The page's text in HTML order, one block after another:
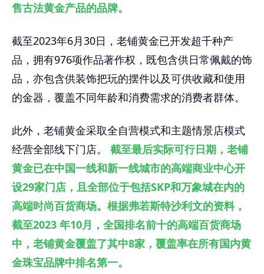
售古法黄金产品的品牌。
截至2023年6月30日，老铺黄金已开发超千种产
品，拥有976项作品著作权，既包含供日常佩戴的饰
品，亦包含供装饰把玩的摆件以及可供收藏和使用
的金器，覆盖不同年龄和消费需求的消费者群体。
此外，老铺黄金采取全自营模式和主题情景店模式
经营全部线下门店。 截至最后实际可行日期，老铺
黄金已在中国一线和新一线城市的高端商业中心开
设29家门店，且全部位于包括SKP和万象城在内的
高端时尚百货商场。根据弗若斯特沙利文的资料，
截至2023 年10月，全国排名前十的高端百货商场
中，老铺黄金覆盖了其中8家，覆盖率在所有国内黄
金珠宝品牌中排名第一。